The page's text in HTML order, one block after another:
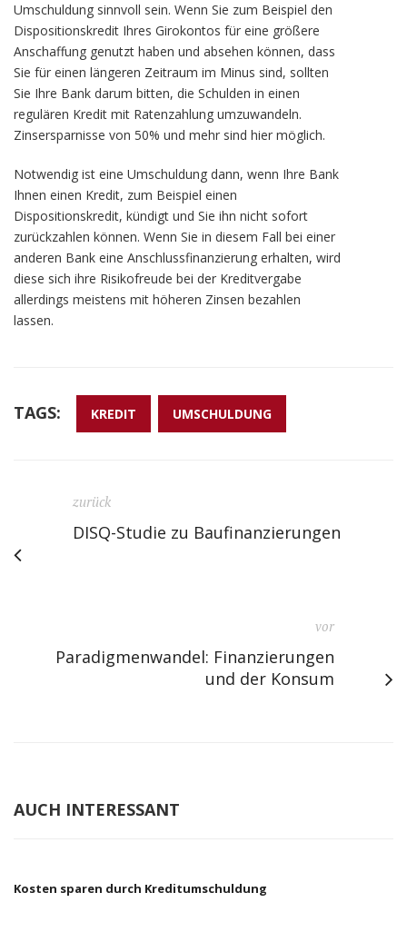
Umschuldung sinnvoll sein. Wenn Sie zum Beispiel den
Dispositionskredit Ihres Girokontos für eine größere
Anschaffung genutzt haben und absehen können, dass
Sie für einen längeren Zeitraum im Minus sind, sollten
Sie Ihre Bank darum bitten, die Schulden in einen
regulären Kredit mit Ratenzahlung umzuwandeln.
Zinsersparnisse von 50% und mehr sind hier möglich.
Notwendig ist eine Umschuldung dann, wenn Ihre Bank
Ihnen einen Kredit, zum Beispiel einen
Dispositionskredit, kündigt und Sie ihn nicht sofort
zurückzahlen können. Wenn Sie in diesem Fall bei einer
anderen Bank eine Anschlussfinanzierung erhalten, wird
diese sich ihre Risikofreude bei der Kreditvergabe
allerdings meistens mit höheren Zinsen bezahlen
lassen.
TAGS: KREDIT UMSCHULDUNG
zurück
DISQ-Studie zu Baufinanzierungen
vor
Paradigmenwandel: Finanzierungen
und der Konsum
AUCH INTERESSANT
Kosten sparen durch Kreditumschuldung